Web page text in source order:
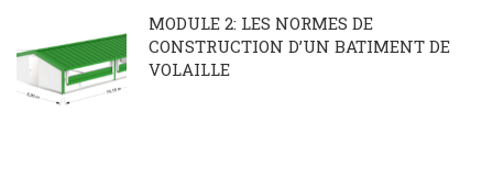
MODULE 2: LES NORMES DE
CONSTRUCTION D’UN BATIMENT DE
VOLAILLE